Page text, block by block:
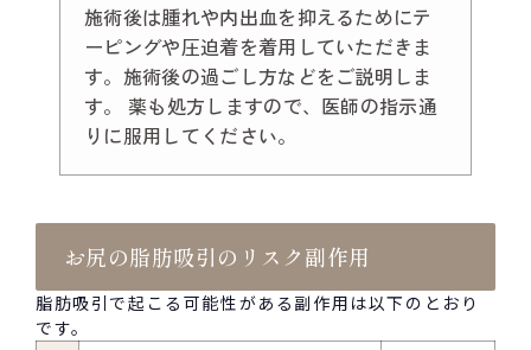
施術後は腫れや内出血を抑えるためにテ
ーピングや圧迫着を着用していただきま
す。施術後の過ごし方などをご説明しま
す。 薬も処方しますので、医師の指示通
りに服用してください。
お尻の脂肪吸引のリスク副作用
脂肪吸引で起こる可能性がある副作用は以下のとおり
です。